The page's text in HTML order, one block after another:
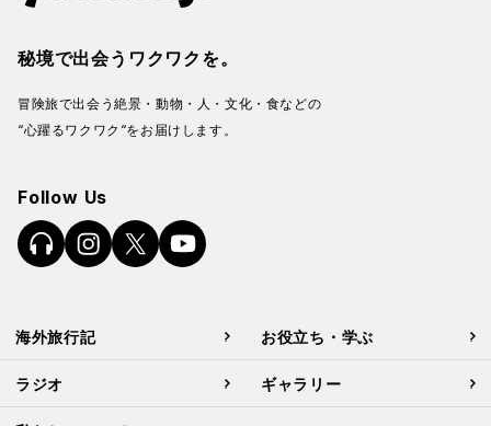
秘境で出会うワクワクを。
冒険旅で出会う絶景・動物・人・文化・食などの
“心躍るワクワク“をお届けします。
Follow Us
海外旅行記
お役立ち・学ぶ
ラジオ
ギャラリー